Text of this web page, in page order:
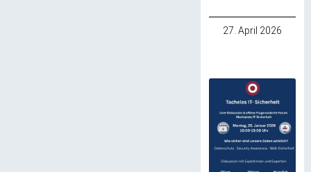
27. April 2026